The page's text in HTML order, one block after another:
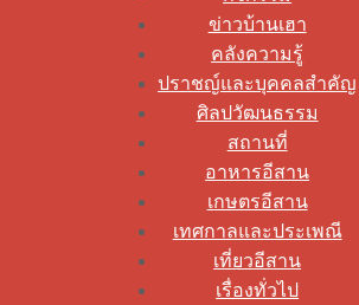
ข่าวบ้านเฮา
คลังความรู้
ปราชญ์และบุคคลสำคัญ
ศิลปวัฒนธรรม
สถานที่
อาหารอีสาน
เกษตรอีสาน
เทศกาลและประเพณี
เที่ยวอีสาน
เรื่องทั่วไป